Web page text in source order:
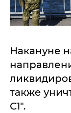
Накануне
также
С1".